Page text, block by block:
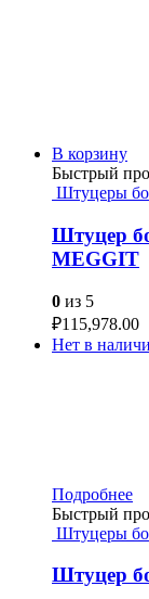
В корзину
Быстрый
Штуцеры
Штуцер
MEGGIT
0 из 5
₽115,978.00
Нет в
Подробнее
Быстрый
Штуцеры
Штуцер